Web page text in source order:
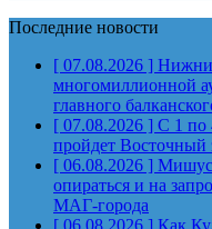
Последние новости
[ 07.08.2026 ]
многомиллионной
главного
[ 07.08.2026 ] С 1 по
пройдет
[ 06.08.2026 ]
опираться и на
МАГ-города
[ 06.08.2026 ] Как